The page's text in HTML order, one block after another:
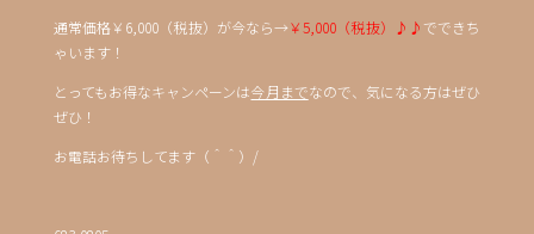
通常価格￥6,000（税抜）が今なら→￥5,000（税抜）♪♪ でできち
ゃいます！
とってもお得なキャンペーンは今月までなので、気になる方はぜひ
ぜひ！
お電話お待ちしてます（＾＾）/